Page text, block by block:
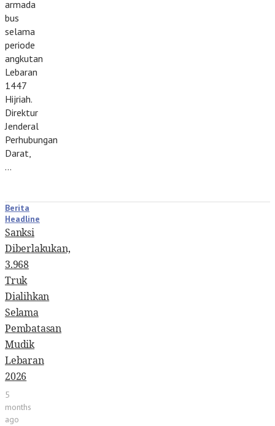
armada
bus
selama
periode
angkutan
Lebaran
1447
Hijriah.
Direktur
Jenderal
Perhubungan
Darat,
…
Berita
Headline
Sanksi
Diberlakukan,
3.968
Truk
Dialihkan
Selama
Pembatasan
Mudik
Lebaran
2026
5
months
ago